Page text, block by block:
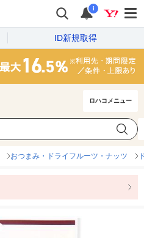
i
ID新規取得
ロハコメニュー
おつまみ・ドライフルーツ・ナッツ